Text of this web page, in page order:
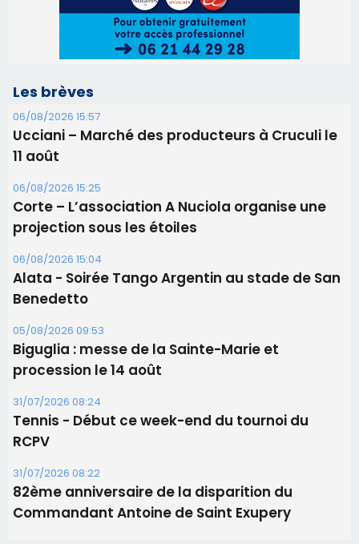
Les brèves
06/08/2026 15:57
Ucciani – Marché des producteurs à Cruculi le
11 août
06/08/2026 15:25
Corte – L’association A Nuciola organise une
projection sous les étoiles
06/08/2026 15:04
Alata - Soirée Tango Argentin au stade de San
Benedetto
05/08/2026 09:53
Biguglia : messe de la Sainte-Marie et
procession le 14 août
31/07/2026 08:24
Tennis - Début ce week-end du tournoi du
RCPV
31/07/2026 08:22
82ème anniversaire de la disparition du
Commandant Antoine de Saint Exupery